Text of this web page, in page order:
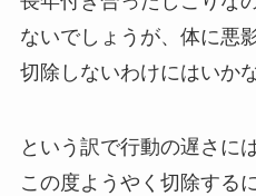
ないでしょうが、体に悪
切除しないわけにはいかな
という訳で行動の遅さに
この度ようやく切除する